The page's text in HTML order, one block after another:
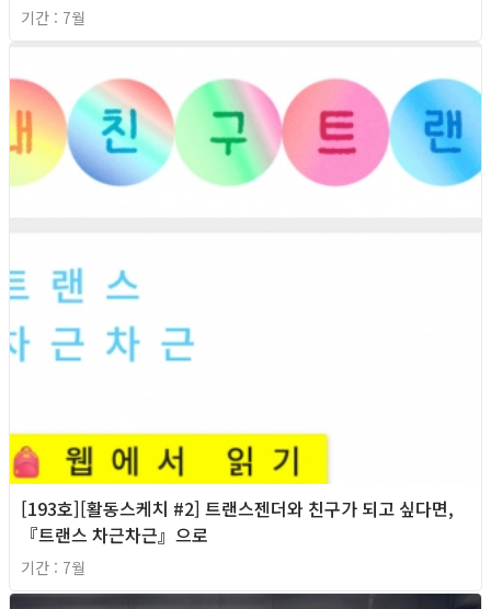
기간 : 7월
[193호][활동스케치 #2] 트랜스젠더와 친구가 되고 싶다면,
『트랜스 차근차근』으로
기간 : 7월